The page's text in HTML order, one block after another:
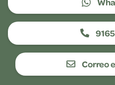
Correo